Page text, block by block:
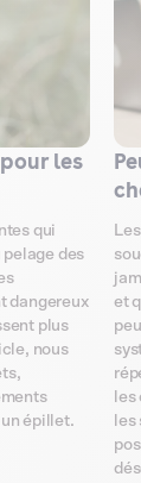
les
qui
des
dangereux
plus
nous
épillet.
et